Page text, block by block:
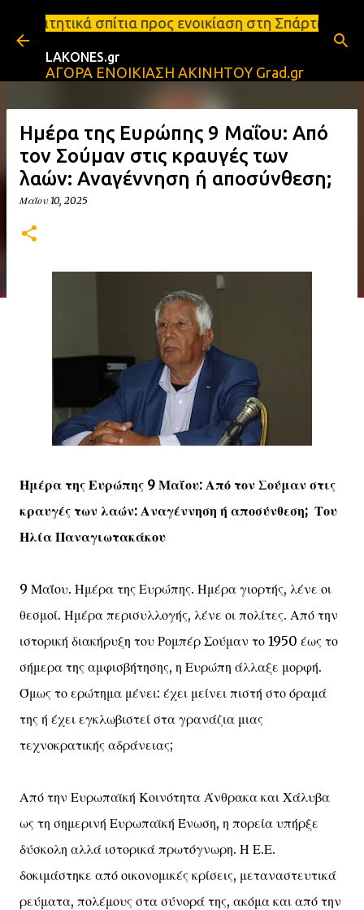
Μετάβαση στο κύριο περιεχόμενο
προς ενοικίαση στη Σπάρτη Ενοικιάσεις
LAKONES.gr
ΑΓΟΡΑ ΕΝΟΙΚΙΑΣΗ ΑΚΙΝΗΤΟΥ Grad.gr
Ημέρα της Ευρώπης 9 Μαΐου: Από
τον Σούμαν στις κραυγές των
λαών: Αναγέννηση ή αποσύνθεση;
Μαΐου 10, 2025
Ημέρα της Ευρώπης 9 Μαΐου: Από τον Σούμαν στις
κραυγές των λαών: Αναγέννηση ή αποσύνθεση; Του
Ηλία Παναγιωτακάκου
9 Μαΐου. Ημέρα της Ευρώπης. Ημέρα γιορτής, λένε οι
θεσμοί. Ημέρα περισυλλογής, λένε οι πολίτες. Από την
ιστορική διακήρυξη του Ρομπέρ Σούμαν το 1950 έως το
σήμερα της αμφισβήτησης, η Ευρώπη άλλαξε μορφή.
Όμως το ερώτημα μένει: έχει μείνει πιστή στο όραμά
της ή έχει εγκλωβιστεί στα γρανάζια μιας
τεχνοκρατικής αδράνειας;
Από την Ευρωπαϊκή Κοινότητα Άνθρακα και Χάλυβα
ως τη σημερινή Ευρωπαϊκή Ένωση, η πορεία υπήρξε
δύσκολη αλλά ιστορικά πρωτόγνωρη. Η Ε.Ε.
δοκιμάστηκε από οικονομικές κρίσεις, μεταναστευτικά
ρεύματα, πολέμους στα σύνορά της, ακόμα και από την